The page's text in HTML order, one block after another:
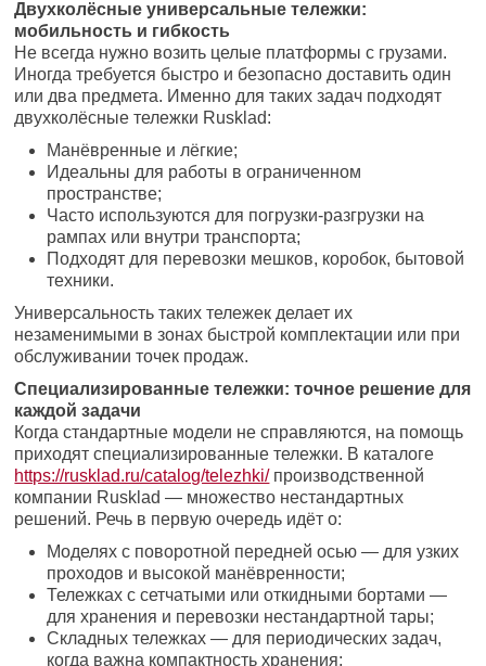
Двухколёсные универсальные тележки:
мобильность и гибкость
Не всегда нужно возить целые платформы с грузами.
Иногда требуется быстро и безопасно доставить один
или два предмета. Именно для таких задач подходят
двухколёсные тележки Rusklad:
Манёвренные и лёгкие;
Идеальны для работы в ограниченном
пространстве;
Часто используются для погрузки-разгрузки на
рампах или внутри транспорта;
Подходят для перевозки мешков, коробок, бытовой
техники.
Универсальность таких тележек делает их
незаменимыми в зонах быстрой комплектации или при
обслуживании точек продаж.
Специализированные тележки: точное решение для
каждой задачи
Когда стандартные модели не справляются, на помощь
приходят специализированные тележки. В каталоге
https://rusklad.ru/catalog/telezhki/производственной
компании Rusklad — множество нестандартных
решений. Речь в первую очередь идёт о:
Моделях с поворотной передней осью — для узких
проходов и высокой манёвренности;
Тележках с сетчатыми или откидными бортами —
для хранения и перевозки нестандартной тары;
Складных тележках — для периодических задач,
когда важна компактность хранения;